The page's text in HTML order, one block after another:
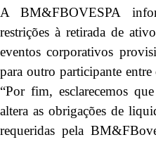
A BM&FBOVESPA
restrições à retirada de
eventos corporativos
para outro participante
“Por fim, esclarecemos
altera as obrigações de
requeridas pela